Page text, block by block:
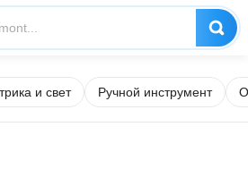
и свет Ручной инструмент